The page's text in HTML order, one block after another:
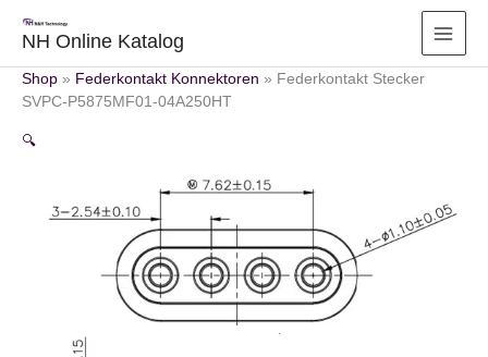
InhaltNH Online Katalog
Shop » Federkontakt Konnektoren » Federkontakt Stecker
SVPC-P5875MF01-04A250HT
🔍